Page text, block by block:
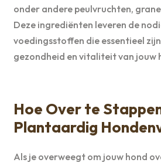
onder andere peulvruchten,
Deze ingrediënten leveren de
voedingsstoffen die essentieel
gezondheid en vitaliteit van jouw
Hoe Over te
Plantaardig
Als je overweegt om jouw hond